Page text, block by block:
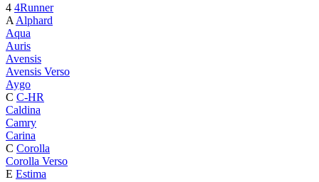
4 4Runner
A Alphard
Aqua
Auris
Avensis
Avensis Verso
Aygo
C C-HR
Caldina
Camry
Carina
C Corolla
Corolla Verso
E Estima